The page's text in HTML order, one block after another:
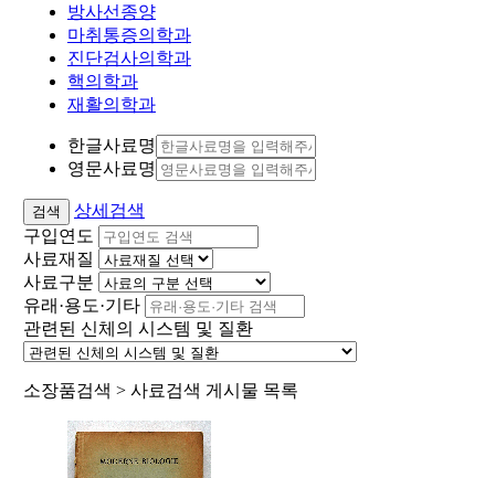
방사선종양
마취통증의학과
진단검사의학과
핵의학과
재활의학과
한글사료명
영문사료명
상세검색
구입연도
사료재질
사료구분
유래·용도·기타
관련된 신체의 시스템 및 질환
소장품검색 > 사료검색 게시물 목록